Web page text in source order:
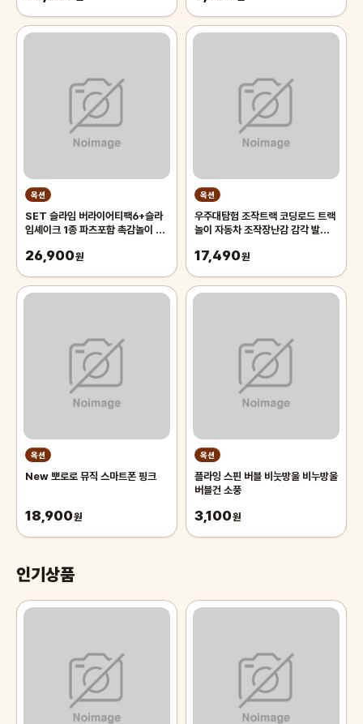
옥션
SET 슬라임 버라이어티팩6+슬라
임셰이크 1종 파츠포함 촉감놀이 액
26,900원
옥션
우주대탐험 조작트랙 코딩로드 트랙
놀이 자동차 조작장난감 감각 발달
17,490원
옥션
New 뽀로로 뮤직 스마트폰 핑크
18,900원
옥션
플라잉 스핀 버블 비눗방울 비누방울
버블건 소풍
3,100원
인기상품